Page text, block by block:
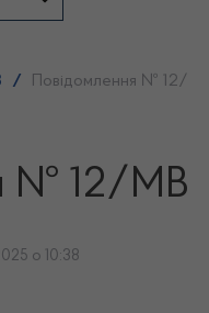
/
Повідомлення № 12/
№ 12/МВ
о 10:38